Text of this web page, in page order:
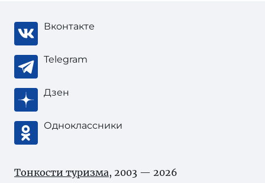
Вконтакте
Telegram
Дзен
Одноклассники
Тонкости туризма, 2003 — 2026